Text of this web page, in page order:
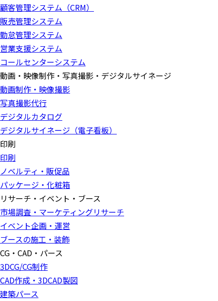
顧客管理システム（CRM）
販売管理システム
勤怠管理システム
営業支援システム
コールセンターシステム
動画・映像制作・写真撮影・デジタルサイネージ
動画制作・映像撮影
写真撮影代行
デジタルカタログ
デジタルサイネージ（電子看板）
印刷
印刷
ノベルティ・販促品
パッケージ・化粧箱
リサーチ・イベント・ブース
市場調査・マーケティングリサーチ
イベント企画・運営
ブースの施工・装飾
CG・CAD・パース
3DCG/CG制作
CAD作成・3DCAD製図
建築パース